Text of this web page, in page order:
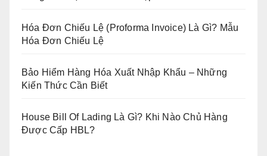
Hóa Đơn Chiếu Lệ (Proforma Invoice) Là Gì? Mẫu
Hóa Đơn Chiếu Lệ
Bảo Hiểm Hàng Hóa Xuất Nhập Khẩu – Những
Kiến Thức Cần Biết
House Bill Of Lading Là Gì? Khi Nào Chủ Hàng
Được Cấp HBL?